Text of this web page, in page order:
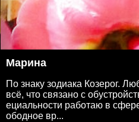
Марина
По знаку зодиака Козерог.
всё, что связано с
ециальности работаю в
ободное вр...